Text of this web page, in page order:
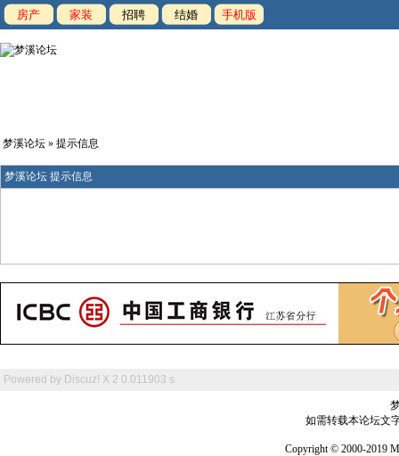
房产 家装 招聘 结婚 手机版
梦溪论坛 » 提示信息
梦溪论坛 提示信息
Powered by Discuz! X 2 0.011903 s
如需转载本论坛文
Copyright © 2000-2019